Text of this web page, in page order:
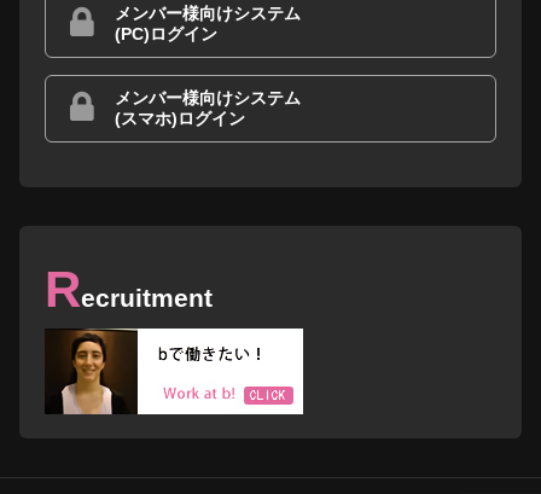
メンバー様向けシステム
(PC)ログイン
メンバー様向けシステム
(スマホ)ログイン
Recruitment